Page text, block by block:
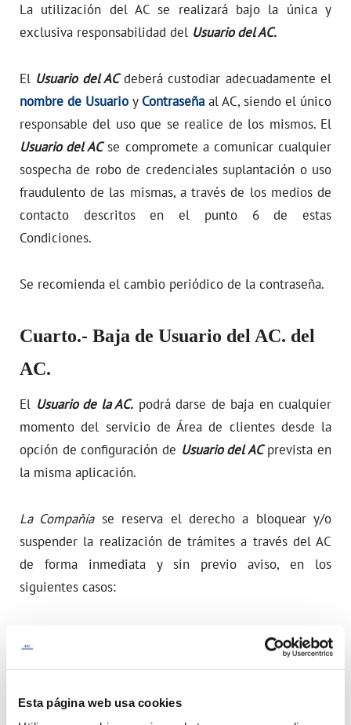
Esta página web usa cookies
La utilización del AC se realizará bajo la única y
exclusiva responsabilidad del Usuario del AC.
El Usuario del ACdeberá custodiar adecuadamente el
nombre de Usuario y Contraseña al AC, siendo el único
responsable del uso que se realice de los mismos. El
Usuario del ACse compromete a comunicar cualquier
sospecha de robo de credenciales suplantación o uso
fraudulento de las mismas, a través de los medios de
contacto descritos en el punto 6 de estas
Condiciones.
Se recomienda el cambio periódico de la contraseña.
Cuarto.- Baja de Usuario del AC. del
AC.
El Usuario de la AC. podrá darse de baja en cualquier
momento del servicio de Área de clientes desde la
opción de configuración de Usuario del ACprevista en
la misma aplicación.
La Compañíase reserva el derecho a bloquear y/o
suspender la realización de trámites a través del AC
de forma inmediata y sin previo aviso, en los
siguientes casos:
Cuando finalice la vigencia del contrato en base